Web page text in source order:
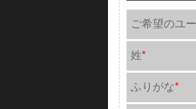
ご希望のユ
姓*
ふりがな*